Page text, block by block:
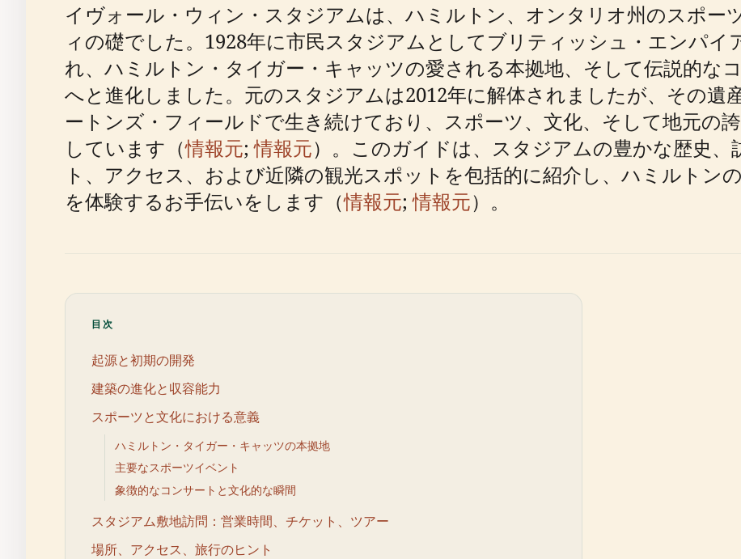
イヴォール・ウィン・スタジアムは、ハミルトン、オンタリオ州のスポー
ィの礎でした。1928年に市民スタジアムとしてブリティッシュ・エンパイ
れ、ハミルトン・タイガー・キャッツの愛される本拠地、そして伝説的な
へと進化しました。元のスタジアムは2012年に解体されましたが、その遺
ートンズ・フィールドで生き続けており、スポーツ、文化、そして地元の
しています（情報元;情報元）。このガイドは、スタジアムの豊かな歴史、
ト、アクセス、および近隣の観光スポットを包括的に紹介し、ハミルトン
を体験するお手伝いをします（情報元;情報元）。
目次
起源と初期の開発
建築の進化と収容能力
スポーツと文化における意義
ハミルトン・タイガー・キャッツの本拠地
主要なスポーツイベント
象徴的なコンサートと文化的な瞬間
スタジアム敷地訪問：営業時間、チケット、ツアー
場所、アクセス、旅行のヒント